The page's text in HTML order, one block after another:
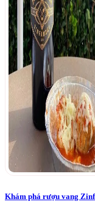
Khám phá rượu vang